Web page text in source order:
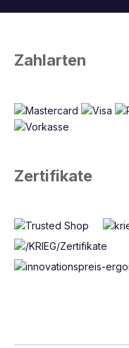
Zahlarten
Zertifikate